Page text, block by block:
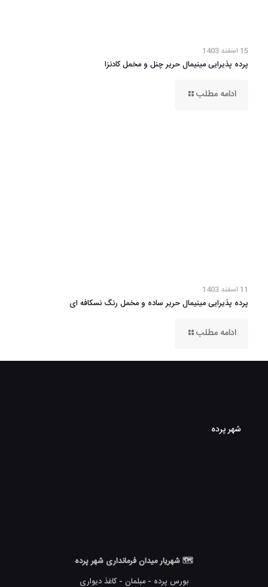
15 اسفند 1403
پرده پذیرایی مینیمال حریر چنل و مخمل کادنزا
ادامه مطلب
11 اسفند 1403
پرده پذیرایی مینیمال حریر ساده و مخمل رنگ نسکافه ای
ادامه مطلب
شهر پرده
🗺 شهریار میدان فرمانداری شهر پرده
بورس پرده - مبلمان - کاغذ دیواری